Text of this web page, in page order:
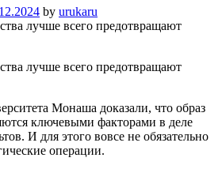
by urukaru
Монаша доказали, что образ
ключевыми факторами в деле
И для этого вовсе не обязательно
операции.